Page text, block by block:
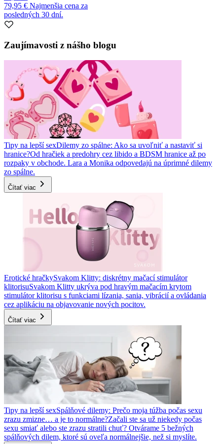
79,95 € Najmenšia cena za
posledných 30 dní.
Zaujímavosti z nášho blogu
Tipy na lepší sexDilemy zo spálne: Ako sa uvoľniť a nastaviť si
hranice?Od hračiek a predohry cez libido a BDSM hranice až po
rozpaky v obchode. Lara a Monika odpovedajú na úprimné dilemy
zo spálne.
Čítať viac
Erotické hračkySvakom Klitty: diskrétny mačací stimulátor
klitorisuSvakom Klitty ukrýva pod hravým mačacím krytom
stimulátor klitorisu s funkciami lízania, sania, vibrácií a ovládania
cez aplikáciu na objavovanie nových pocitov.
Čítať viac
Tipy na lepší sexSpálňové dilemy: Prečo moja túžba počas sexu
zrazu zmizne… a je to normálne?Začali ste sa už niekedy počas
sexu smiať alebo ste zrazu stratili chuť? Otvárame 5 bežných
spálňových dilem, ktoré sú oveľa normálnejšie, než si myslíte.